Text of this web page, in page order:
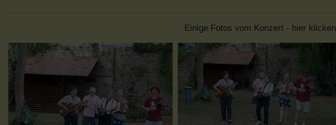
Einige Fotos vom Konzert - hier klicken